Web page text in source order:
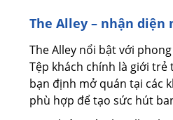
The Alley – nhận
The Alley nổi bật với
Tệp khách chính là giới
bạn định mở quán tại các
phù hợp để tạo sức hút